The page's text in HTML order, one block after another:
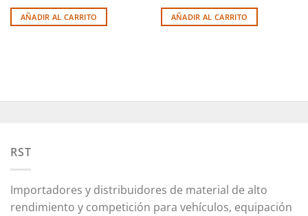
AÑADIR AL CARRITO AÑADIR AL CARRITO
RST
Importadores y distribuidores de material de alto
rendimiento y competición para vehículos, equipación